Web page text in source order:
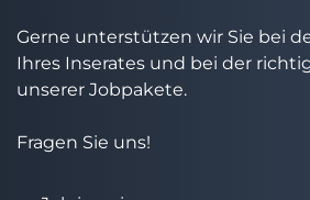
Gerne unterstützen wir Sie bei
Ihres Inserates und bei der
unserer Jobpakete.
Fragen Sie uns!